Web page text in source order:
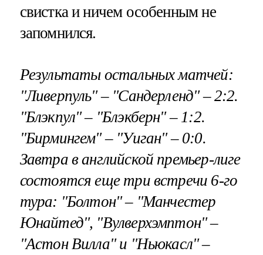
свистка и ничем особенным не
запомнился.
Результаты остальных матчей:
"Ливерпуль" – "Сандерленд" – 2:2.
"Блэкпул" – "Блэкберн" – 1:2.
"Бирмингем" – "Уиган" – 0:0.
Завтра в английской премьер-лиге
состоятся еще три встречи 6-го
тура: "Болтон" – "Манчестер
Юнайтед", "Вулверхэмптон" –
"Астон Вилла" и "Ньюкасл" –